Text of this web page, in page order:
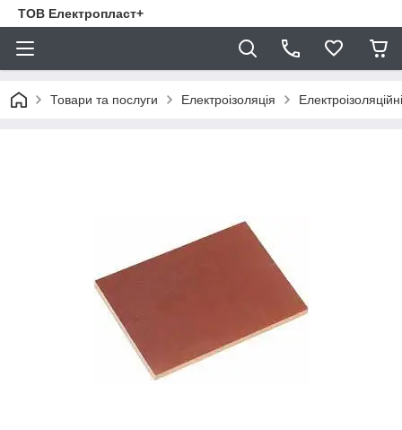
ТОВ Електропласт+
Товари та послуги Електроізоляція